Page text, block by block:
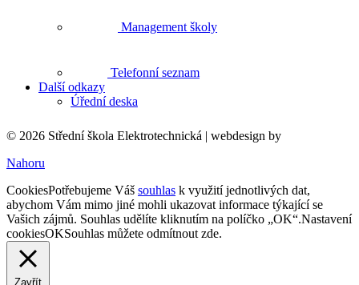
Management školy
Telefonní seznam
Další odkazy
Úřední deska
© 2026 Střední škola Elektrotechnická | webdesign by
Nahoru
CookiesPotřebujeme Váš souhlas k využití jednotlivých dat,
abychom Vám mimo jiné mohli ukazovat informace týkající se
Vašich zájmů. Souhlas udělíte kliknutím na políčko „OK“.Nastavení
cookiesOKSouhlas můžete odmítnout zde.
Zavřít